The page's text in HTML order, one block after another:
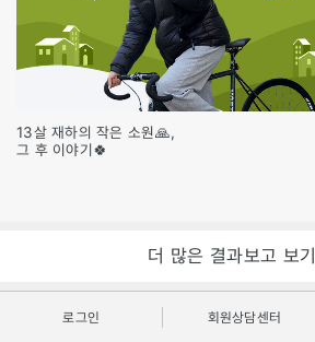
13살 재하의 작은 소원🙏,
그 후 이야기🍀
더 많은 결과보고 보기
로그인 회원상담센터